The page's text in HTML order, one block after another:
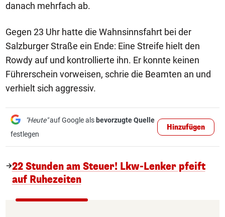
danach mehrfach ab.
Gegen 23 Uhr hatte die Wahnsinnsfahrt bei der
Salzburger Straße ein Ende: Eine Streife hielt den
Rowdy auf und kontrollierte ihn. Er konnte keinen
Führerschein vorweisen, schrie die Beamten an und
verhielt sich aggressiv.
"Heute"auf Google als bevorzugte Quelle
festlegen
Hinzufügen
22 Stunden am Steuer! Lkw-Lenker pfeift
auf Ruhezeiten